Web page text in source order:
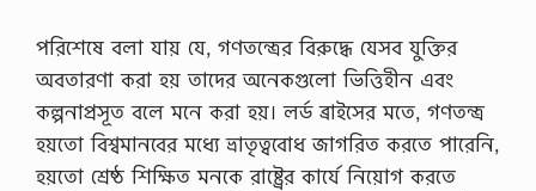
পরিশেষে বলা যায় যে, গণতন্ত্রের বিরুদ্ধে যেসব যুক্তির
অবতারণা করা হয় তাদের অনেকগুলো ভিত্তিহীন এবং
কল্পনাপ্রসূত বলে মনে করা হয়। লর্ড ব্রাইসের মতে, গণতন্ত্র
হয়তো বিশ্বমানবের মধ্যে ভ্রাতৃত্ববোধ জাগরিত করতে পারেনি,
হয়তো শ্রেষ্ঠ শিক্ষিত মনকে রাষ্ট্রের কার্যে নিয়োগ করতে